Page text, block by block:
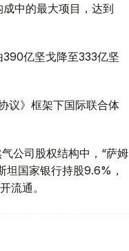
中的最大项目，达到
亿坚戈降至333亿坚
议》框架下国际联合体
公司股权结构中，“萨姆
国家银行持股9.6%，
流通。